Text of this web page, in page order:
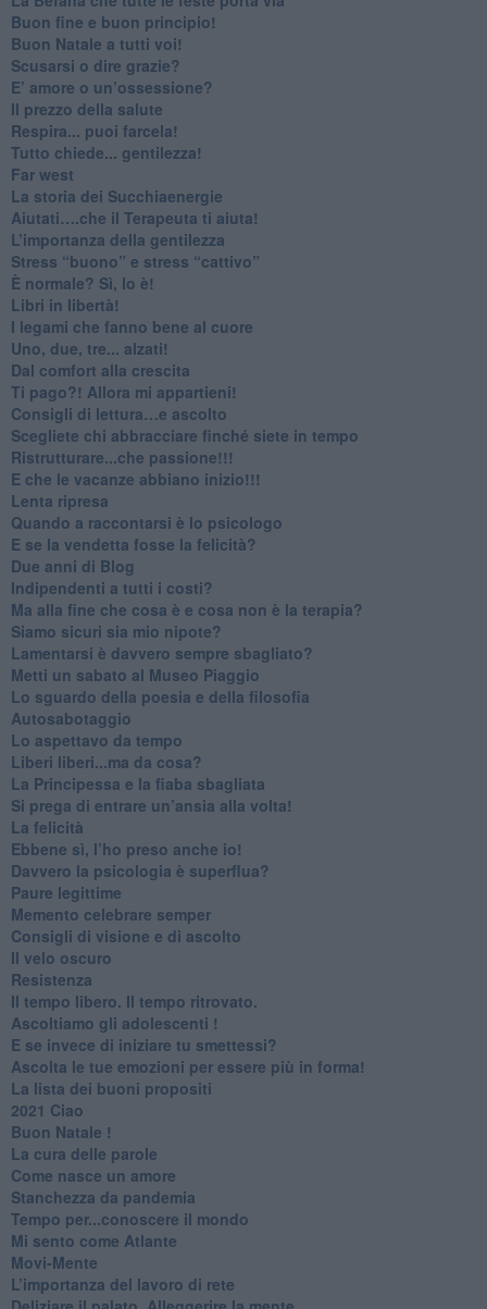
Buon fine e buon principio!
​Buon Natale a tutti voi!
​Scusarsi o dire grazie?
​E’ amore o un’ossessione?
​Il prezzo della salute
​Respira... puoi farcela!
​Tutto chiede... gentilezza!
​Far west
​La storia dei Succhiaenergie
​Aiutati….che il Terapeuta ti aiuta!
​L’importanza della gentilezza
​Stress “buono” e stress “cattivo”
​È normale? Sì, lo è!
​Libri in libertà!
​I legami che fanno bene al cuore
Uno, due, tre... alzati!​
​Dal comfort alla crescita
​Ti pago?! Allora mi appartieni!​
​Consigli di lettura…e ascolto
​Scegliete chi abbracciare finché siete in tempo
​Ristrutturare...che passione!!!
​E che le vacanze abbiano inizio!!!
​Lenta ripresa
​Quando a raccontarsi è lo psicologo
​E se la vendetta fosse la felicità?
​Due anni di Blog
​Indipendenti a tutti i costi?
​Ma alla fine che cosa è e cosa non è la terapia?
​Siamo sicuri sia mio nipote?
​Lamentarsi è davvero sempre sbagliato?
​Metti un sabato al Museo Piaggio
​Lo sguardo della poesia e della filosofia
Autosabotaggio
​Lo aspettavo da tempo
​Liberi liberi...ma da cosa?
​La Principessa e la fiaba sbagliata
Si prega di entrare un’ansia alla volta!
​La felicità
​Ebbene sì, l’ho preso anche io!
​Davvero la psicologia è superflua?
Paure legittime
​Memento celebrare semper
​Consigli di visione e di ascolto
​Il velo oscuro
Resistenza
​Il tempo libero. Il tempo ritrovato.
Ascoltiamo gli adolescenti !
​E se invece di iniziare tu smettessi?
​Ascolta le tue emozioni per essere più in forma!
​La lista dei buoni propositi
2021 Ciao
Buon Natale !
​La cura delle parole
​Come nasce un amore
Stanchezza da pandemia
​Tempo per...conoscere il mondo
​Mi sento come Atlante
​Movi-Mente
​L’importanza del lavoro di rete